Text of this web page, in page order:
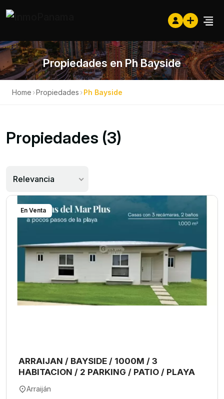
Propiedades en Ph Bayside
Home ›Propiedades ›Ph Bayside
Propiedades (3)
Relevancia
En Venta
ARRAIJAN / BAYSIDE / 1000M / 3
HABITACION / 2 PARKING / PATIO / PLAYA
Arraiján